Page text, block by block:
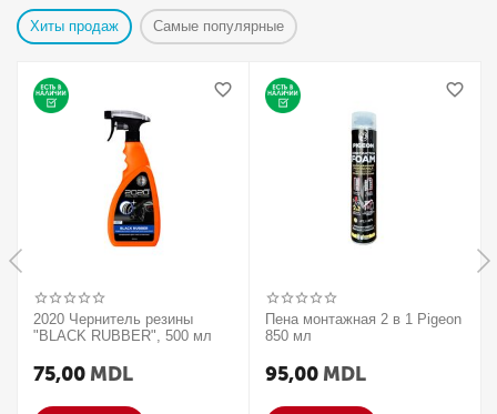
Хиты продаж Самые популярные
2020 Чернитель резины
"BLACK RUBBER", 500 мл
75,00 MDL
Пена монтажная 2 в 1 Pigeon
850 мл
95,00 MDL